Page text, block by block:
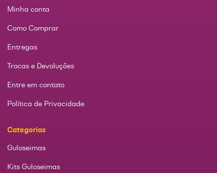
Minha conta
Como Comprar
Entregas
Trocas e Devoluções
Entre em contato
Política de Privacidade
Categorias
Guloseimas
Kits Guloseimas